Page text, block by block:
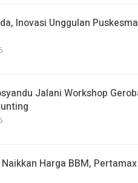
Inovasi Unggulan
Jalani Workshop
Harga BBM,